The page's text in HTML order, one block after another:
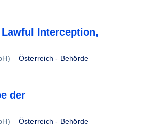
Interception,
– Österreich - Behörde
der
– Österreich - Behörde